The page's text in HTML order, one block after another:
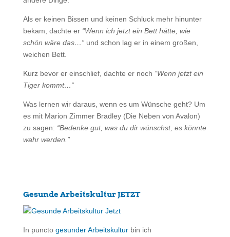
Als er keinen Bissen und keinen Schluck mehr hinunter
bekam, dachte er “Wenn ich jetzt ein Bett hätte, wie
schön wäre das…” und schon lag er in einem großen,
weichen Bett.
Kurz bevor er einschlief, dachte er noch “Wenn jetzt ein
Tiger kommt…”
Was lernen wir daraus, wenn es um Wünsche geht? Um
es mit Marion Zimmer Bradley (Die Neben von Avalon)
zu sagen: “Bedenke gut, was du dir wünschst, es könnte
wahr werden.”
Gesunde Arbeitskultur JETZT
In puncto gesunder Arbeitskulturbin ich